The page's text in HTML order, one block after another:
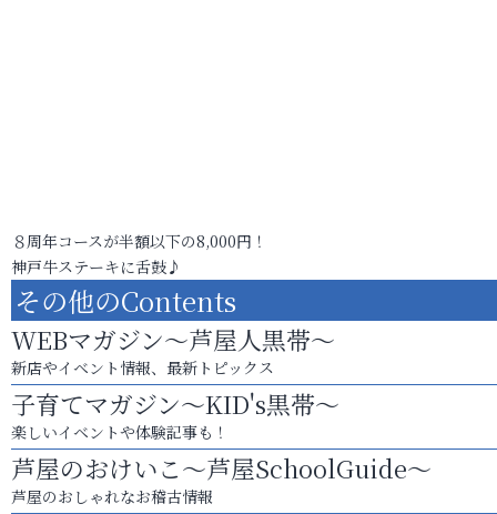
８周年コースが半額以下の8,000円！
神戸牛ステーキに舌鼓♪
その他のContents
WEBマガジン～芦屋人黒帯～
新店やイベント情報、最新トピックス
子育てマガジン～KID's黒帯～
楽しいイベントや体験記事も！
芦屋のおけいこ～芦屋SchoolGuide～
芦屋のおしゃれなお稽古情報